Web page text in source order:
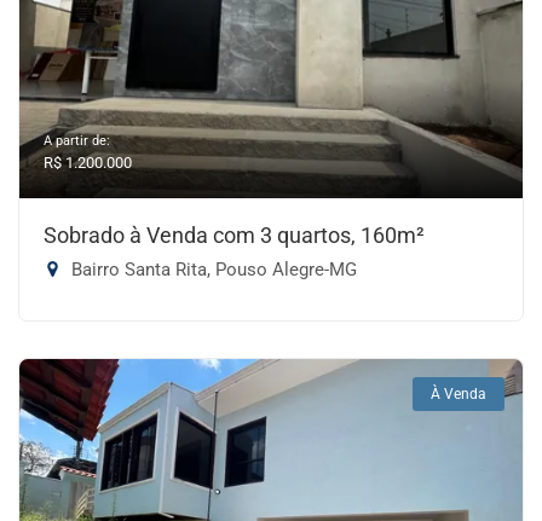
A partir de:
R$ 1.200.000
Sobrado à Venda com 3 quartos, 160m²
Bairro Santa Rita, Pouso Alegre-MG
À Venda